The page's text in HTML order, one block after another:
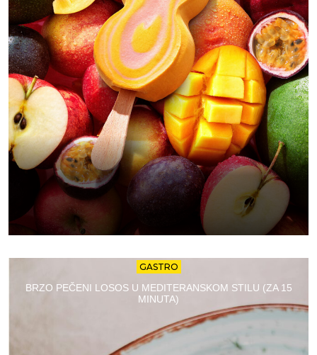
GASTRO
BRZO PEČENI LOSOS U MEDITERANSKOM STILU (ZA 15
MINUTA)